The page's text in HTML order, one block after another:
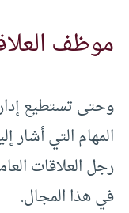
موظف
وحتى تستطيع
المهام التي أشار
رجل العلاقات
في هذا المجال.